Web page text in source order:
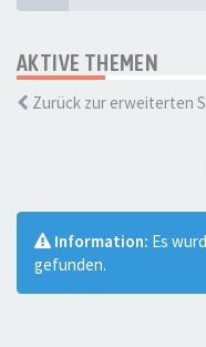
AKTIVE THEMEN
Zurück zur erweiterten
Information: Es
gefunden.